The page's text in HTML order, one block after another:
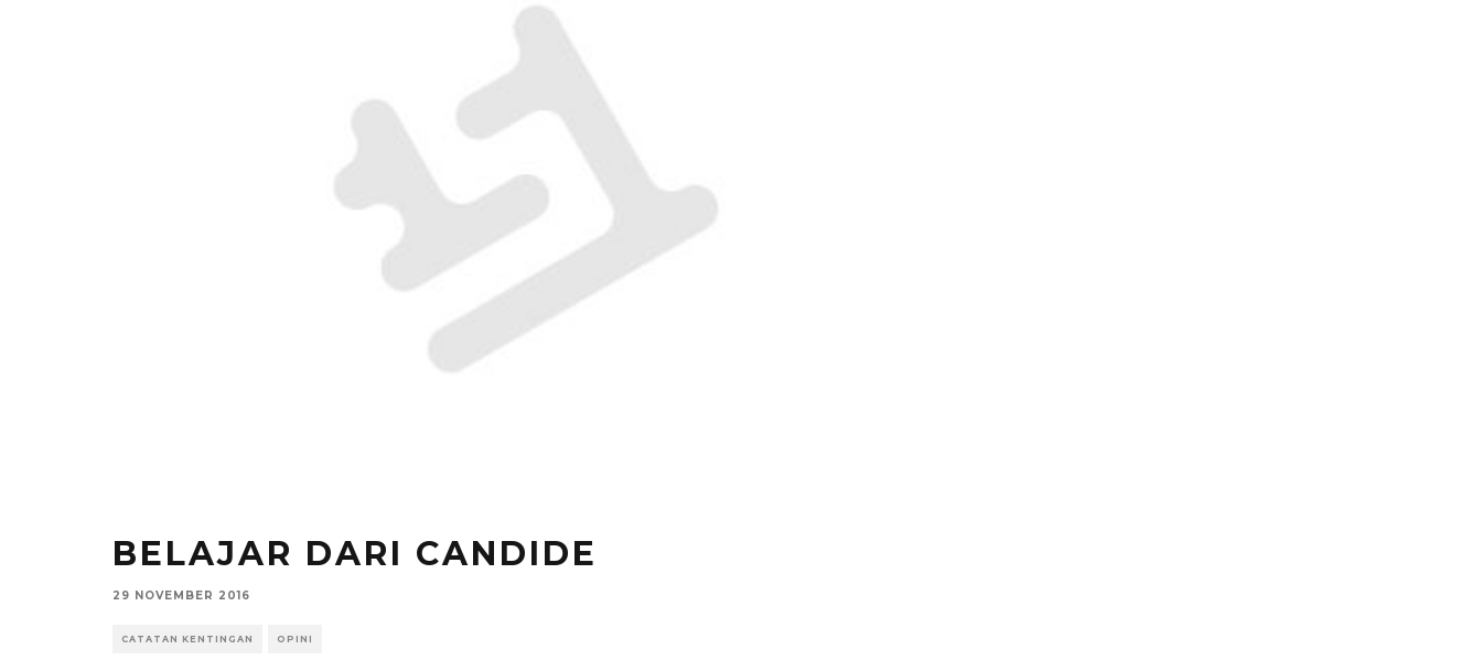
BELAJAR DARI CANDIDE
29 NOVEMBER 2016
CATATAN KENTINGAN OPINI